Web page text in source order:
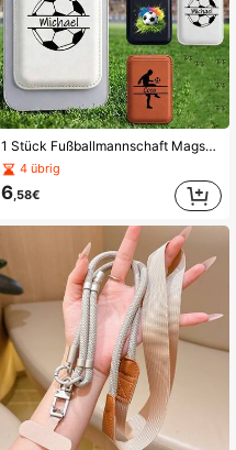
1 Stück Fußballmannschaft Magsafe Handyhülle Zubehör Magnetischer Kartenhalter kompatibel mit Apple Leder Kartenhülle PU
4 übrig
6,58€